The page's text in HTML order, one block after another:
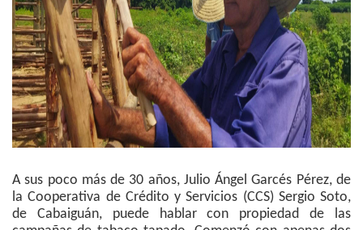
A sus poco más de 30 años, Julio Ángel Garcés Pérez, de
la Cooperativa de Crédito y Servicios (CCS) Sergio Soto,
de Cabaiguán, puede hablar con propiedad de las